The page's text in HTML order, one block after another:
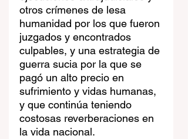
otros crímenes de lesa
humanidad por los que fueron
juzgados y encontrados
culpables, y una estrategia de
guerra sucia por la que se
pagó un alto precio en
sufrimiento y vidas humanas,
y que continúa teniendo
costosas reverberaciones en
la vida nacional.